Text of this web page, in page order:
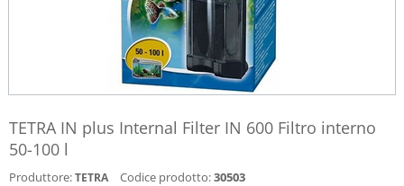
TETRA IN plus Internal Filter IN 600 Filtro interno
50-100 l
Produttore:TETRA Codice prodotto:30503